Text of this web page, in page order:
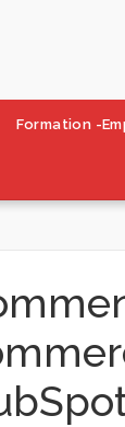
Formation -